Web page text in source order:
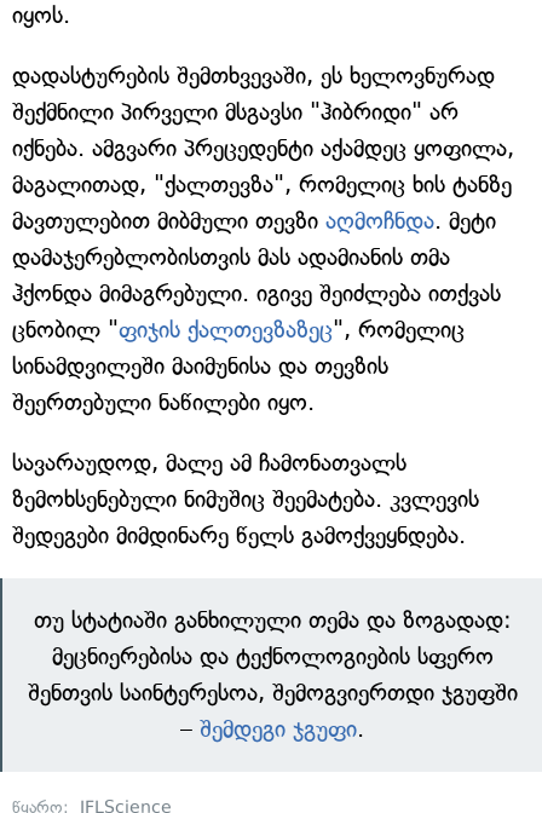
იყოს.
დადასტურების შემთხვევაში, ეს ხელოვნურად
შექმნილი პირველი მსგავსი "ჰიბრიდი" არ
იქნება. ამგვარი პრეცედენტი აქამდეც ყოფილა,
მაგალითად, "ქალთევზა", რომელიც ხის ტანზე
მავთულებით მიბმული თევზი აღმოჩნდა. მეტი
დამაჯერებლობისთვის მას ადამიანის თმა
ჰქონდა მიმაგრებული. იგივე შეიძლება ითქვას
ცნობილ "ფიჯის ქალთევზაზეც", რომელიც
სინამდვილეში მაიმუნისა და თევზის
შეერთებული ნაწილები იყო.
სავარაუდოდ, მალე ამ ჩამონათვალს
ზემოხსენებული ნიმუშიც შეემატება. კვლევის
შედეგები მიმდინარე წელს გამოქვეყნდება.
თუ სტატიაში განხილული თემა და ზოგადად:
მეცნიერებისა და ტექნოლოგიების სფერო
შენთვის საინტერესოა, შემოგვიერთდი ჯგუფში
– შემდეგი ჯგუფი.
წყარო: IFLScience